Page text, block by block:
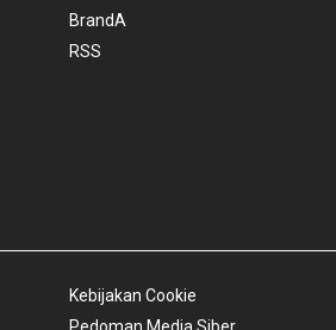
BrandA
RSS
Kebijakan Cookie
Pedoman Media Siber